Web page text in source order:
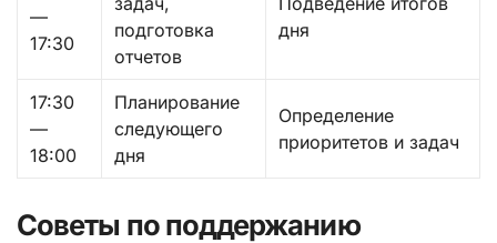
—
17:30
подготовка
отчетов
дня
17:30
—
18:00
Планирование
следующего
дня
Определение
приоритетов и задач
Советы по поддержанию